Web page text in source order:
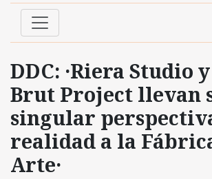
DDC: ·Riera Studio
Brut Project llevan
singular
realidad a la
Arte·